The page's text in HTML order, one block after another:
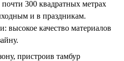
300 квадратных метрах
и в праздникам.
качество материалов
пристроив тамбур